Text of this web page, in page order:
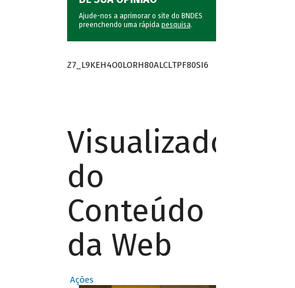
Ajude-nos a aprimorar o site do BNDES
preenchendo uma rápida pesquisa.
Z7_L9KEH4O0LORH80ALCLTPF80SI6
Visualizador
do
Conteúdo
da Web
Ações